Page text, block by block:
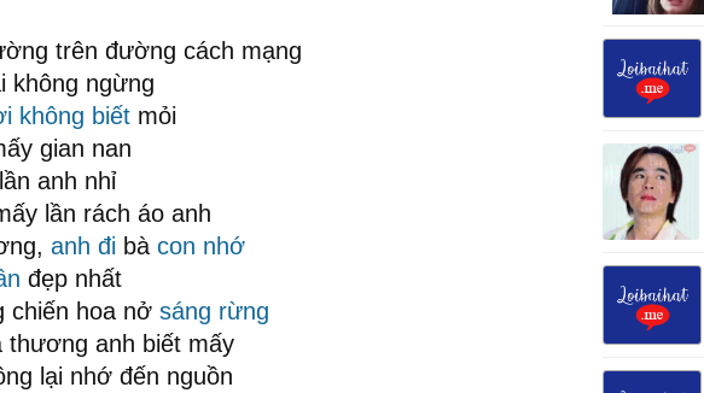
trên đường cách mạng
không ngừng
không biết mỏi
gian nan
anh nhỉ
lần rách áo anh
anh đi bà con nhớ
đẹp nhất
chiến hoa nở sáng rừng
thương anh biết mấy
lại nhớ đến nguồn